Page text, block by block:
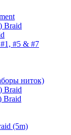
Braid
#5 & #7
ниток)
Braid
Braid
(5m)